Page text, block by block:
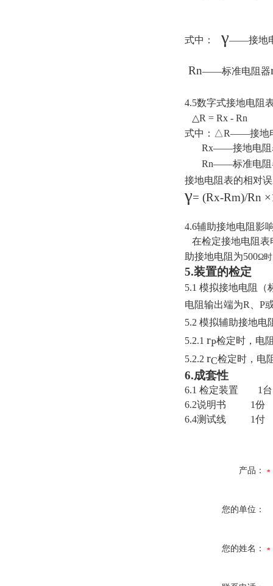
式中： γ——接地
Rn——标准电阻器
4.5数字式接地电阻
△R = Rx - Rn
式中： △R——接地
Rx——接地电阻
Rn——标准电阻
接地电阻表的相对
γ= (Rx-Rm)/Rn
4.6辅助接地电阻影
在检定接地电阻表
助接地电阻为500Ω
5.装置的检定
5.1 模拟接地电阻（
电阻输出端为R、P
5.2 模拟辅助接地电
5.2.1 rP检定时，电
5.2.2 rC检定时，电
6.成套性
6.1 检定装置 1台
6.2说明书 1份
6.4测试线 1付
产品：
您的单位：
您的姓名：